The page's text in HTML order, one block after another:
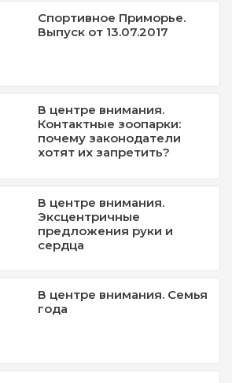
Спортивное Приморье.
Выпуск от 13.07.2017
В центре внимания.
Контактные зоопарки:
почему законодатели
хотят их запретить?
В центре внимания.
Эксцентричные
предложения руки и
сердца
В центре внимания. Семья
года